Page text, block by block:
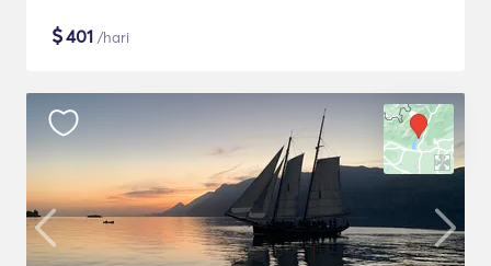
$401 /hari